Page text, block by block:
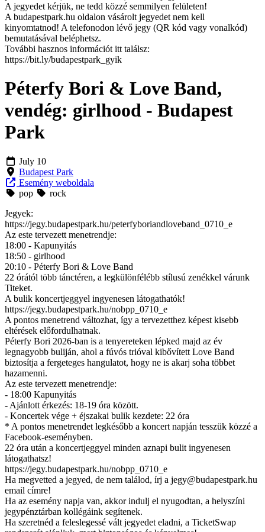
A jegyedet kérjük, ne tedd közzé semmilyen felületen!
A budapestpark.hu oldalon vásárolt jegyedet nem kell
kinyomtatnod! A telefonodon lévő jegy (QR kód vagy vonalkód)
bemutatásával beléphetsz.
További hasznos információt itt találsz:
https://bit.ly/budapestpark_gyik
Péterfy Bori & Love Band,
vendég: girlhood - Budapest
Park
July 10
Budapest Park
Esemény weboldala
pop
rock
Jegyek:
https://jegy.budapestpark.hu/peterfyboriandloveband_0710_e
Az este tervezett menetrendje:
18:00 - Kapunyitás
18:50 - girlhood
20:10 - Péterfy Bori & Love Band
22 órától több tánctéren, a legkülönfélébb stílusú zenékkel várunk
Titeket.
A bulik koncertjeggyel ingyenesen látogathatók!
https://jegy.budapestpark.hu/nobpp_0710_e
A pontos menetrend változhat, így a tervezetthez képest kisebb
eltérések előfordulhatnak.
Péterfy Bori 2026-ban is a tenyereteken lépked majd az év
legnagyobb buliján, ahol a fúvós trióval kibővített Love Band
biztosítja a fergeteges hangulatot, hogy ne is akarj soha többet
hazamenni.
Az este tervezett menetrendje:
- 18:00 Kapunyitás
- Ajánlott érkezés: 18-19 óra között.
- Koncertek vége + éjszakai bulik kezdete: 22 óra
* A pontos menetrendet legkésőbb a koncert napján tesszük közzé a
Facebook-eseményben.
22 óra után a koncertjeggyel minden aznapi bulit ingyenesen
látogathatsz!
https://jegy.budapestpark.hu/nobpp_0710_e
Ha megvetted a jegyed, de nem találod, írj a jegy@budapestpark.hu
email címre!
Ha az esemény napja van, akkor indulj el nyugodtan, a helyszíni
jegypénztárban kollégáink segítenek.
Ha szeretnéd a feleslegessé vált jegyedet eladni, a TicketSwap